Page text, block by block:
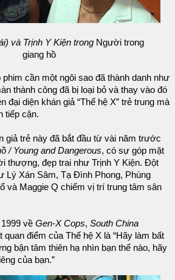
và Trịnh Y Kiện trongNgười trong
giang hồ
cần một ngôi sao đã thành danh như
thành công đã bị loại bỏ và thay vào đó
đại diện khán giả “Thế hệ X” trẻ trung mà
tiếp cận.
giả trẻ này đã bắt đầu từ vài năm trước
/ Young and Dangerous, có sự góp mặt
thượng, đẹp trai như Trịnh Y Kiện. Đột
Lý Xán Sâm, Tạ Đình Phong, Phùng
và Maggie Q chiếm vị trí trung tâm sân
về Gen-X Cops, South China
quan điểm của Thế hệ X là “Hãy làm bất
bận tâm thiên hạ nhìn bạn thế nào, hãy
của bạn.”